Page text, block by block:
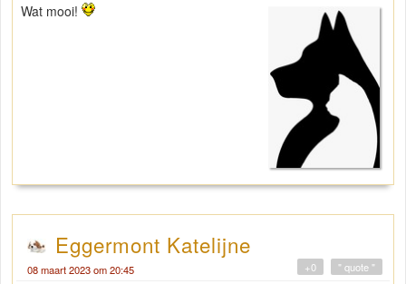
Wat mooi!
Eggermont Katelijne
08 maart 2023 om 20:45 " quote "
+0